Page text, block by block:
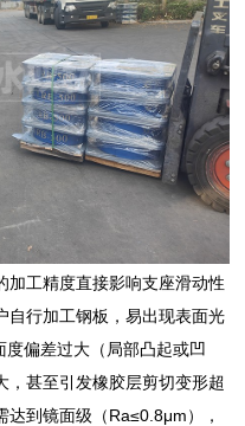
加工精度直接影响支座滑动性
自行加工钢板，易出现表面光
偏差过大（局部凸起或凹
，甚至引发橡胶层剪切变形超
到镜面级（Ra≤0.8μm），